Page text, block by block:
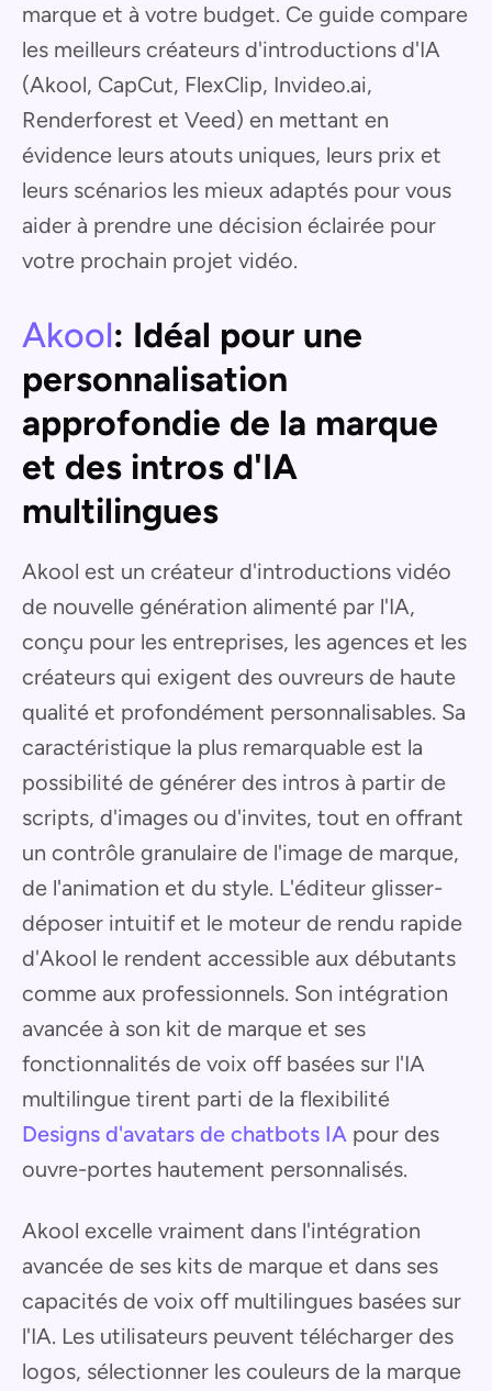
marque et à votre budget. Ce guide compare
les meilleurs créateurs d'introductions d'IA
(Akool, CapCut, FlexClip, Invideo.ai,
Renderforest et Veed) en mettant en
évidence leurs atouts uniques, leurs prix et
leurs scénarios les mieux adaptés pour vous
aider à prendre une décision éclairée pour
votre prochain projet vidéo.
Akool: Idéal pour une
personnalisation
approfondie de la marque
et des intros d'IA
multilingues
Akool est un créateur d'introductions vidéo
de nouvelle génération alimenté par l'IA,
conçu pour les entreprises, les agences et les
créateurs qui exigent des ouvreurs de haute
qualité et profondément personnalisables. Sa
caractéristique la plus remarquable est la
possibilité de générer des intros à partir de
scripts, d'images ou d'invites, tout en offrant
un contrôle granulaire de l'image de marque,
de l'animation et du style. L'éditeur glisser-
déposer intuitif et le moteur de rendu rapide
d'Akool le rendent accessible aux débutants
comme aux professionnels. Son intégration
avancée à son kit de marque et ses
fonctionnalités de voix off basées sur l'IA
multilingue tirent parti de la flexibilité
Designs d'avatars de chatbots IA pour des
ouvre-portes hautement personnalisés.
Akool excelle vraiment dans l'intégration
avancée de ses kits de marque et dans ses
capacités de voix off multilingues basées sur
l'IA. Les utilisateurs peuvent télécharger des
logos, sélectionner les couleurs de la marque